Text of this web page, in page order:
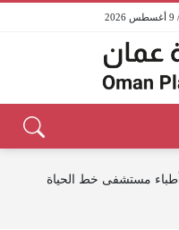
أطباء مستشفى خط الحياة